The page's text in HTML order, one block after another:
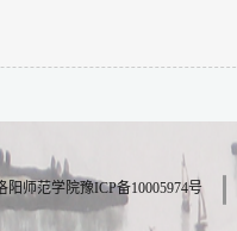
阳师范学院豫ICP备10005974号